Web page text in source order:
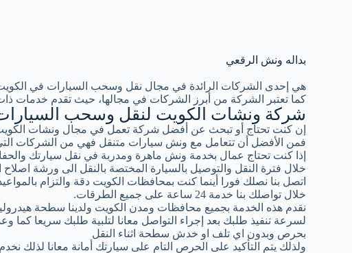
بداله ونش الرقعي
هي إحدى الشركات الرائدة في مجال نقل وسحب السيارات في
كما تعتبر الشركة من أبرز الشركات في مجالها، حيث تقدم خدمات
شركة ونشات الكويت لنقل وسحب
إن كنت تحتاج أو تبحث عن أفضل شركة تعمل في مجال ونشات
فمن الأفضل أن تتعامل مع ونش سيارات متنقل فهي من الشركات
إذا كنت تحتاج عمال بخدمة ونش ماهرة ومدربة في نقل سيارتك
خلال فترة النقل والتوصيل بالسيارة المختصة بالنقل الى ورشة اصلاح
اتصل بنا نصلك فورا أينما كنت بمحافظات الكويت دقة والتزام
خلال تواصلك بنا خدمة 24 ساعة على جميع الطرقات.
نقدم هذه الخدمة بجميع محافظات ومدن الكويت ولدينا سطحة
لسرعة تنفيذ طلبك بعد إجراء التواصل معانا لتلبية طلبك سريعا كما
بحرص وبدون اي تلف او خدش سطحة اثناء النقل
ولذلك يتم التأكيد على الحرص التام على سيارتك أمانة معانا لذلك